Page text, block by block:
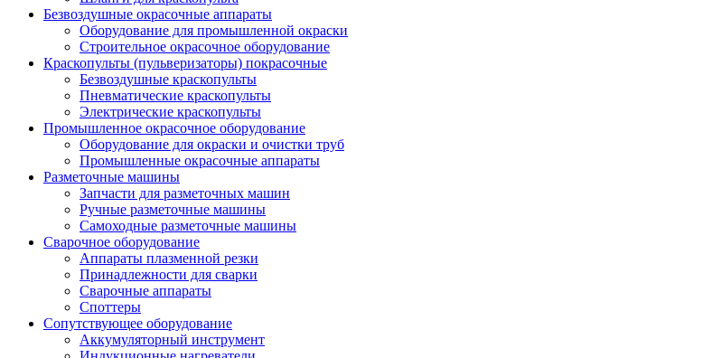
Безвоздушные окрасочные аппараты
Оборудование для промышленной окраски
Строительное окрасочное оборудование
Краскопульты (пульверизаторы) покрасочные
Безвоздушные краскопульты
Пневматические краскопульты
Электрические краскопульты
Промышленное окрасочное оборудование
Оборудование для окраски и очистки труб
Промышленные окрасочные аппараты
Разметочные машины
Запчасти для разметочных машин
Ручные разметочные машины
Самоходные разметочные машины
Сварочное оборудование
Аппараты плазменной резки
Принадлежности для сварки
Сварочные аппараты
Споттеры
Сопутствующее оборудование
Аккумуляторный инструмент